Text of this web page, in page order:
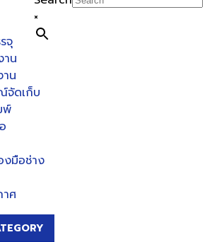
×
จุ
าน
น
จัดเก็บ
พ์
งมือช่าง
ศ